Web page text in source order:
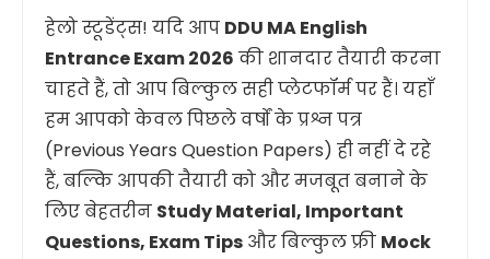
हेलो स्टूडेंट्स! यदि आप DDU MA English
Entrance Exam 2026 की शानदार तैयारी करना
चाहते हैं, तो आप बिल्कुल सही प्लेटफॉर्म पर हैं। यहाँ
हम आपको केवल पिछले वर्षों के प्रश्न पत्र
(Previous Years Question Papers) ही नहीं दे रहे
हैं, बल्कि आपकी तैयारी को और मजबूत बनाने के
लिए बेहतरीन Study Material, Important
Questions, Exam Tips और बिल्कुल फ्री Mock